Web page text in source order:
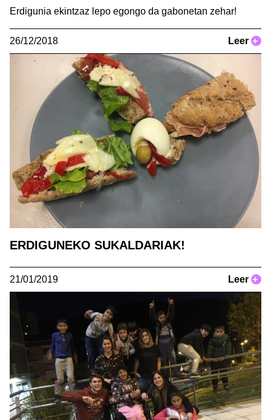
Erdigunia ekintzaz lepo egongo da gabonetan zehar!
26/12/2018 Leer +
ERDIGUNEKO SUKALDARIAK!
21/01/2019 Leer +